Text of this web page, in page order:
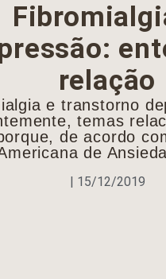
relação
e transtorno
temas
de acordo
de
| 15/12/2019